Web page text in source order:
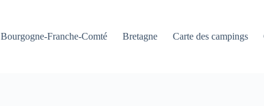
Bourgogne-Franche-Comté Bretagne Carte des campings